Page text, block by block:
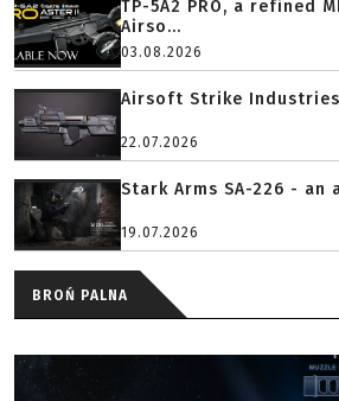
TP-5A2 PRO, a refined
Airso...
03.08.2026
Airsoft Strike
22.07.2026
Stark Arms SA-226 -
19.07.2026
BROŃ PALNA